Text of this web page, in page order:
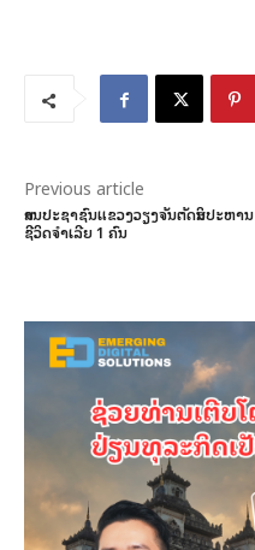
Previous article
ສານປະຊາຊົນແຂວງວຽງຈັນຕັດສິນປະຫານ
ຊີວິດຈຳເລີຍ 1 ຄົນ